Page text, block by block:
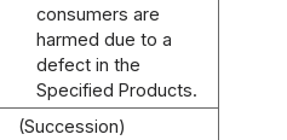
consumers are
harmed due to a
defect in the
Specified Products.
(Succession)